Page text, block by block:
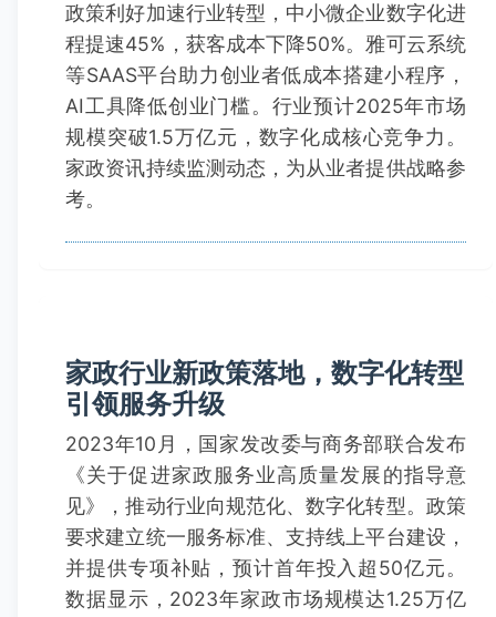
政策利好加速行业转型，中小微企业数字化进
程提速45%，获客成本下降50%。雅可云系统
等SAAS平台助力创业者低成本搭建小程序，
AI工具降低创业门槛。行业预计2025年市场
规模突破1.5万亿元，数字化成核心竞争力。
家政资讯持续监测动态，为从业者提供战略参
考。
家政行业新政策落地，数字化转型
引领服务升级
2023年10月，国家发改委与商务部联合发布
《关于促进家政服务业高质量发展的指导意
见》，推动行业向规范化、数字化转型。政策
要求建立统一服务标准、支持线上平台建设，
并提供专项补贴，预计首年投入超50亿元。
数据显示，2023年家政市场规模达1.25万亿